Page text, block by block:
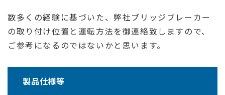
数多くの経験に基づいた、弊社ブリッジブレーカー
の取り付け位置と運転方法を御連絡致しますので、
ご参考になるのではないかと思います。
製品仕様等